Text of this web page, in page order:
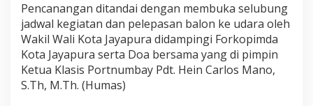
Pencanangan ditandai dengan membuka selubung
jadwal kegiatan dan pelepasan balon ke udara oleh
Wakil Wali Kota Jayapura didampingi Forkopimda
Kota Jayapura serta Doa bersama yang di pimpin
Ketua Klasis Portnumbay Pdt. Hein Carlos Mano,
S.Th, M.Th. (Humas)